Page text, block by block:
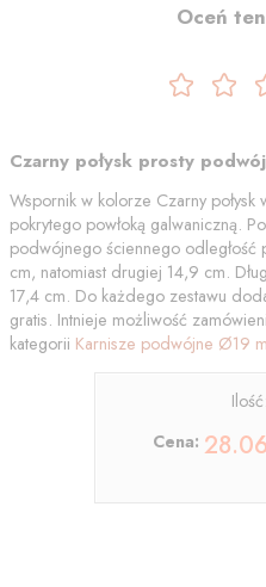
Oceń
Czarny połysk prosty
Wspornik w kolorze Czarny połysk
pokrytego powłoką galwaniczną.
podwójnego ściennego odległość
cm, natomiast drugiej 14,9 cm.
17,4 cm. Do każdego zestawu
gratis. Intnieje możliwość
kategorii Karnisze podwójne Ø19
Ilość:
Cena: 28.06